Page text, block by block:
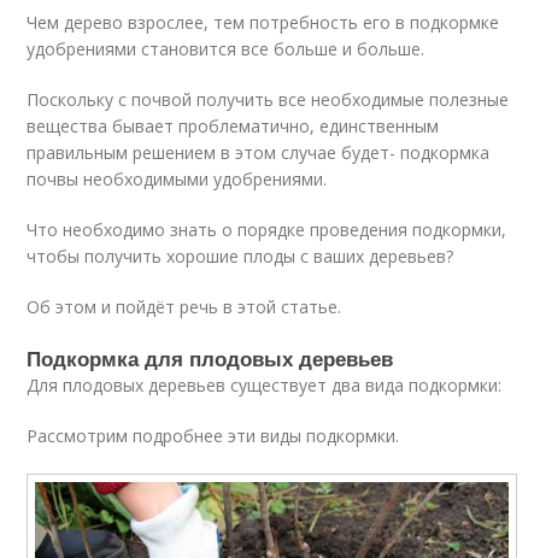
Чем дерево взрослее, тем потребность его в подкормке
удобрениями становится все больше и больше.
Поскольку с почвой получить все необходимые полезные
вещества бывает проблематично, единственным
правильным решением в этом случае будет- подкормка
почвы необходимыми удобрениями.
Что необходимо знать о порядке проведения подкормки,
чтобы получить хорошие плоды с ваших деревьев?
Об этом и пойдёт речь в этой статье.
Подкормка для плодовых деревьев
Для плодовых деревьев существует два вида подкормки:
Рассмотрим подробнее эти виды подкормки.